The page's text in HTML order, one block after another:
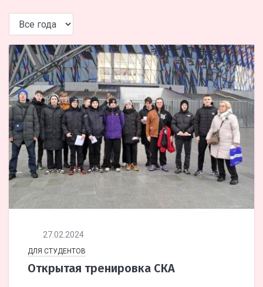
27.02.2024
ДЛЯ СТУДЕНТОВ
Открытая тренировка СКА